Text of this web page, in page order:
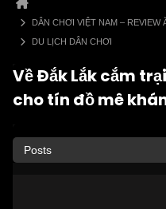
DÂN CHƠI VIỆT NAM – REVIEW
DU LỊCH DÂN CHƠI
Về Đắk Lắk cắm
cho tín đồ mê